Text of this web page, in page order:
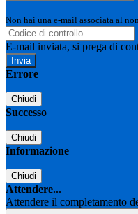
Non hai una e-mail associata al
E-mail inviata, si prega di
Errore
Chiudi
Successo
Chiudi
Informazione
Chiudi
Attendere...
Attendere il completamento